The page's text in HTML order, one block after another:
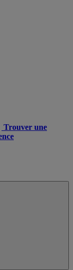
Trouver une